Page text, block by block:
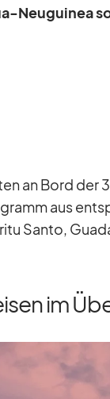
Neu­gui­nea
an Bord der
aus
Santo,
im